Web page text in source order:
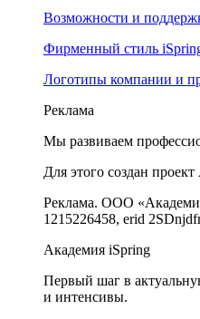
Возможности и
Фирменный стиль
Логотипы компании и
Реклама
Мы развиваем
Для этого создан
Реклама. ООО
1215226458, erid
Академия iSpring
Первый шаг в
и интенсивы.